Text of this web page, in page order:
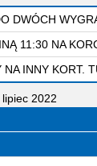
DWÓCH
11:30 NA
INNY KORT.
2022